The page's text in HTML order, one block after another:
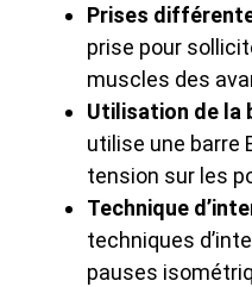
Prises
prise pour
muscles des
Utilisation de la
utilise une barre
tension sur les
Technique
techniques
pauses